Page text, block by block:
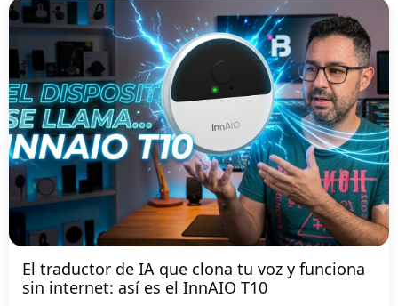
El traductor de IA que clona tu voz y funciona
sin internet: así es el InnAIO T10